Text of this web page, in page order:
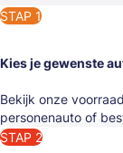
STAP 1
Kies je gewenste
Bekijk onze
personenauto of
STAP 2